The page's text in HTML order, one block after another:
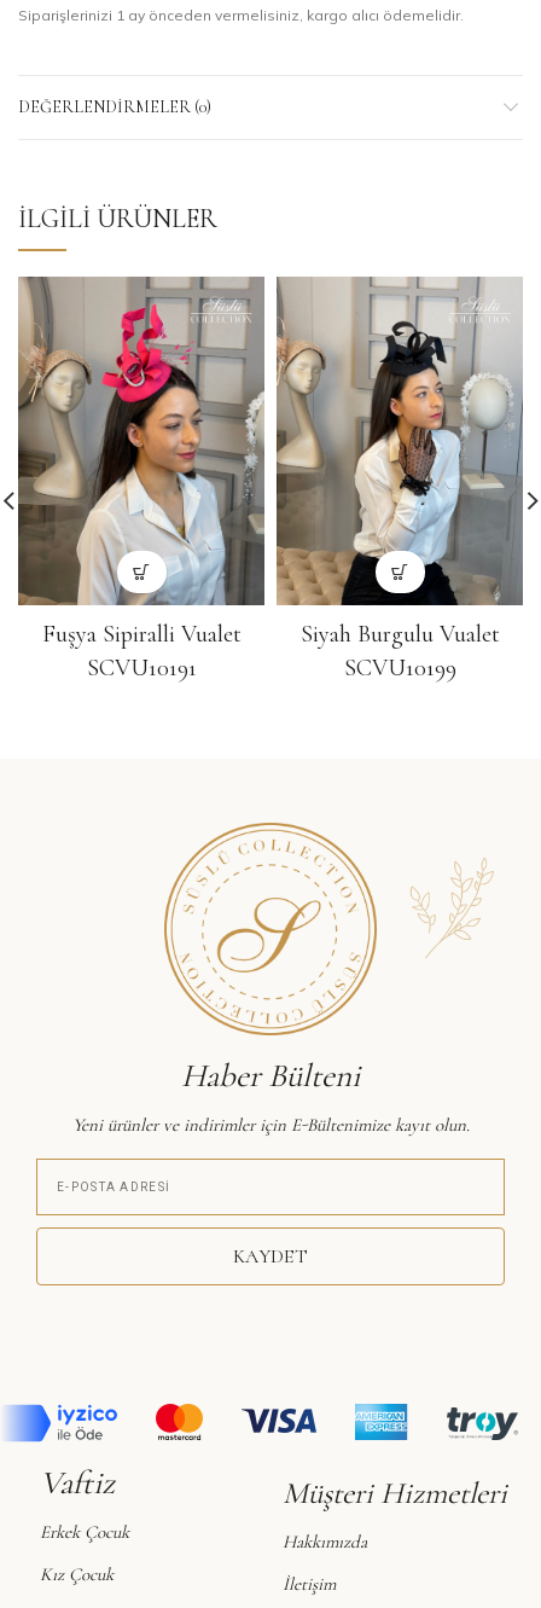
Siparişlerinizi 1 ay önceden vermelisiniz, kargo alıcı ödemelidir.
DEĞERLENDIRMELER (0)
İLGILI ÜRÜNLER
Fuşya Sipiralli Vualet
SCVU10191
Siyah Burgulu Vualet
SCVU10199
Haber Bülteni
Yeni ürünler ve indirimler için E-Bültenimize kayıt olun.
KAYDET
Vaftiz
Erkek Çocuk
Kız Çocuk
Müşteri Hizmetleri
Hakkımızda
İletişim